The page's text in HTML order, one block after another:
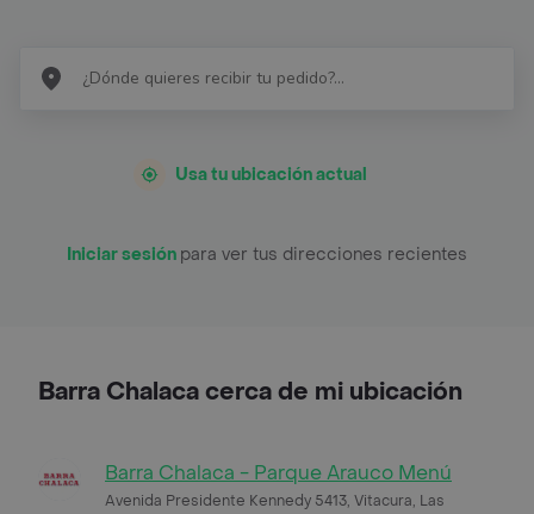
Usa tu ubicación actual
Iniciar sesión para ver tus direcciones recientes
Barra Chalaca cerca de mi ubicación
Barra Chalaca - Parque Arauco Menú
Avenida Presidente Kennedy 5413, Vitacura, Las